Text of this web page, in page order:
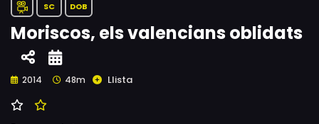
SC DOB
Moriscos, els valencians oblidats
2014 48m Llista